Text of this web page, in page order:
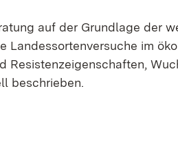
auf der Grundlage der
Landessortenversuche im
Resistenzeigenschaften,
beschrieben.